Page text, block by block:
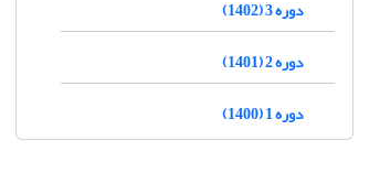
دوره 3 (1402)
دوره 2 (1401)
دوره 1 (1400)